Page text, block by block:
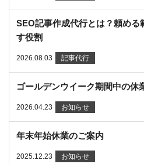
SEO記事作成代行とは？頼める
す役割
2026.08.03 記事代行
ゴールデンウイーク期間中の休
2026.04.23 お知らせ
年末年始休業のご案内
2025.12.23 お知らせ